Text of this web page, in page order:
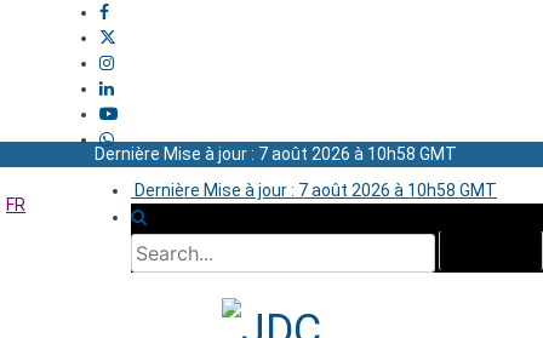
Dernière Mise à jour : 7 août 2026 à 10h58 GMT
Dernière Mise à jour : 7 août 2026 à 10h58 GMT
FR